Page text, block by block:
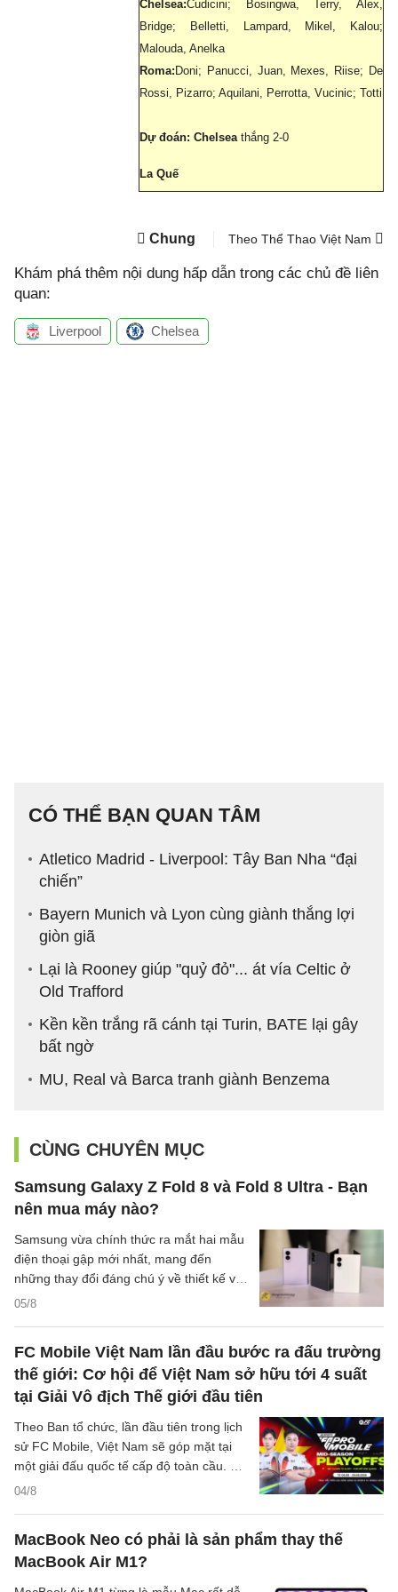
Chelsea:Cudicini; Bosingwa, Terry, Alex,
Bridge; Belletti, Lampard, Mikel, Kalou;
Malouda, Anelka
Roma: Doni; Panucci, Juan, Mexes, Riise; De
Rossi, Pizarro; Aquilani, Perrotta, Vucinic; Totti
Dự đoán: Chelseathắng 2-0
La Quế
Chung Theo Thể Thao Việt Nam
Khám phá thêm nội dung hấp dẫn trong các chủ đề liên
quan:
Liverpool Chelsea
CÓ THỂ BẠN QUAN TÂM
Atletico Madrid - Liverpool: Tây Ban Nha “đại
chiến”
Bayern Munich và Lyon cùng giành thắng lợi
giòn giã
Lại là Rooney giúp "quỷ đỏ"... át vía Celtic ở
Old Trafford
Kền kền trắng rã cánh tại Turin, BATE lại gây
bất ngờ
MU, Real và Barca tranh giành Benzema
CÙNG CHUYÊN MỤC
Samsung Galaxy Z Fold 8 và Fold 8 Ultra - Bạn
nên mua máy nào?
05/8
Samsung vừa chính thức ra mắt hai mẫu
điện thoại gập mới nhất, mang đến
những thay đổi đáng chú ý về thiết kế và
dung lượng pin. Sự xuất hiện của hai
Các thông tin chi tiết về sản phẩm đã
được công bố rộng rãi vào lúc 02:20
sáng ngày 28/07/2026 theo giờ Việt Nam.
FC Mobile Việt Nam lần đầu bước ra đấu trường
thế giới: Cơ hội để Việt Nam sở hữu tới 4 suất
tại Giải Vô địch Thế giới đầu tiên
04/8
Theo Ban tổ chức, lần đầu tiên trong lịch
sử FC Mobile, Việt Nam sẽ góp mặt tại
một giải đấu quốc tế cấp độ toàn cầu. Hai
đại diện xuất sắc của FC Mobile Việt
tuyển thủ được tuyển chọn đến từ hơn 90
quốc gia và khu vực, cạnh tranh tổng giải
thưởng 100.000 USD cùng cơ hội giành
MacBook Neo có phải là sản phẩm thay thế
MacBook Air M1?